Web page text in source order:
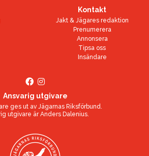
Kontakt
Jakt & Jägares redaktion
Prenumerera
Annonsera
Tipsa oss
Insändare
Ansvarig utgivare
ges ut av Jägarnas Riksförbund.
utgivare ärAnders Dalenius.